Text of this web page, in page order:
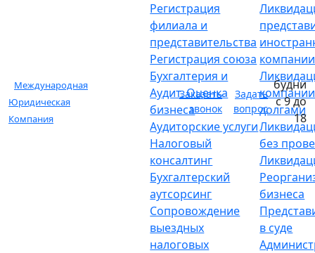
Международная
Юридическая
Компания
Регистрация
филиала и
представительства
Регистрация союза
Бухгалтерия и
Аудит. Оценка
бизнеса
Аудиторские услуги
Налоговый
консалтинг
Бухгалтерский
аутсорсинг
Сопровождение
выездных
налоговых
компании
долгами
без
бизнеса
в суде
Заказать
звонок
Задать
вопрос
будни
с 9 до
18